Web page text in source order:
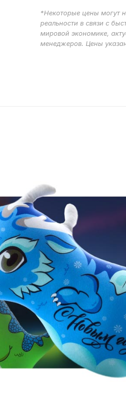
*Некоторые цены могут
реальности в связи с
мировой экономике,
менеджеров. Цены